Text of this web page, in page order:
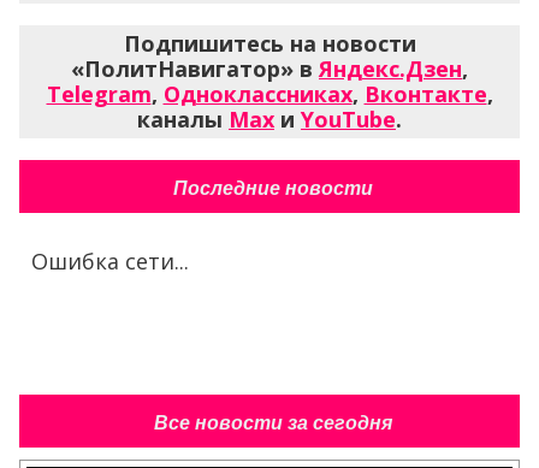
Подпишитесь на новости
«ПолитНавигатор» в Яндекс.Дзен,
Telegram, Одноклассниках, Вконтакте,
каналы Max и YouTube.
Последние новости
Ошибка сети...
Все новости за сегодня